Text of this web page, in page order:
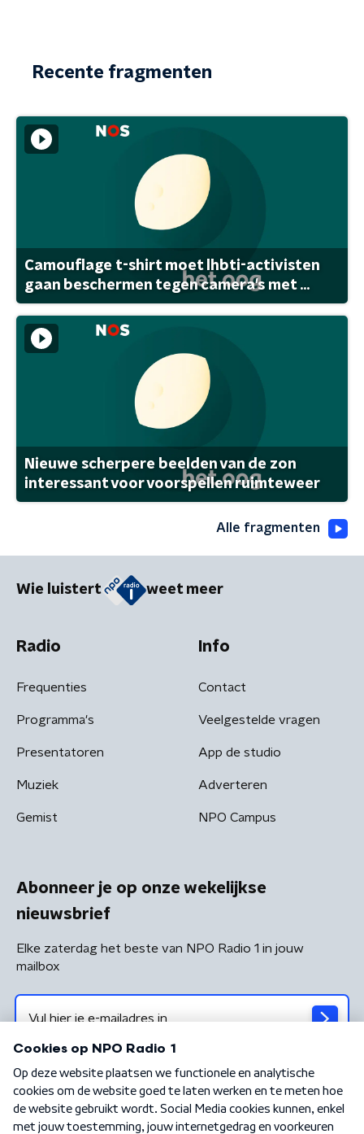
Recente fragmenten
Camouflage t-shirt moet lhbti-activisten
gaan beschermen tegen camera's met ...
Nieuwe scherpere beelden van de zon
interessant voor voorspellen ruimteweer
Alle fragmenten
Wie luistert weet meer
Radio
Frequenties
Programma's
Presentatoren
Muziek
Gemist
Info
Contact
Veelgestelde vragen
App de studio
Adverteren
NPO Campus
Abonneer je op onze wekelijkse
nieuwsbrief
Elke zaterdag het beste van NPO Radio 1 in jouw
mailbox
Algemene voorwaarden